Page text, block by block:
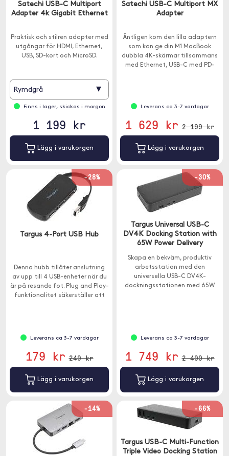
Satechi USB-C Multiport
Adapter 4k Gigabit Ethernet
Praktisk och stilren adapter med
utgångar för HDMI, Ethernet,
USB, SD-kort och MicroSD.
Rymdgrå ▾
Finns i lager, skickas i morgon
1 199 kr
Lägg i varukorgen
Satechi USB-C Multiport MX
Adapter
Äntligen kom den lilla adaptern
som kan ge din M1 MacBook
dubbla 4K-skärmar tillsammans
med Ethernet, USB-C med PD-
Leverans ca 3-7 vardagar
1 629 kr 2 199 kr
Lägg i varukorgen
-28%
Targus 4-Port USB Hub
Denna hubb tillåter anslutning
av upp till 4 USB-enheter när du
är på resande fot. Plug and Play-
funktionalitet säkerställer att
Leverans ca 3-7 vardagar
179 kr 249 kr
Lägg i varukorgen
-30%
Targus Universal USB-C
DV4K Docking Station with
65W Power Delivery
Skapa en bekväm, produktiv
arbetsstation med den
universella USB-C DV4K-
dockningsstationen med 65W
Leverans ca 3-7 vardagar
1 749 kr 2 499 kr
Lägg i varukorgen
-14% -66%
Targus USB-C Multi-Function
Triple Video Docking Station